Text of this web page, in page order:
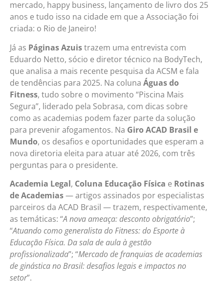
mercado, happy business, lançamento de livro dos 25
anos e tudo isso na cidade em que a Associação foi
criada: o Rio de Janeiro!
Já as Páginas Azuistrazem uma entrevista com
Eduardo Netto, sócio e diretor técnico na BodyTech,
que analisa a mais recente pesquisa da ACSM e fala
de tendências para 2025. Na coluna Águas do
Fitness, tudo sobre o movimento “Piscina Mais
Segura”, liderado pela Sobrasa, com dicas sobre
como as academias podem fazer parte da solução
para prevenir afogamentos. Na Giro ACAD Brasil e
Mundo, os desafios e oportunidades que esperam a
nova diretoria eleita para atuar até 2026, com três
perguntas para o presidente.
Academia Legal, Coluna Educação Física e Rotinas
de Academias— artigos assinados por especialistas
parceiros da ACAD Brasil — trazem, respectivamente,
as temáticas: “A nova ameaça: desconto obrigatório”;
“Atuando como generalista do Fitness: do Esporte à
Educação Física. Da sala de aula à gestão
profissionalizada”; “Mercado de franquias de academias
de ginástica no Brasil: desafios legais e impactos no
setor”.